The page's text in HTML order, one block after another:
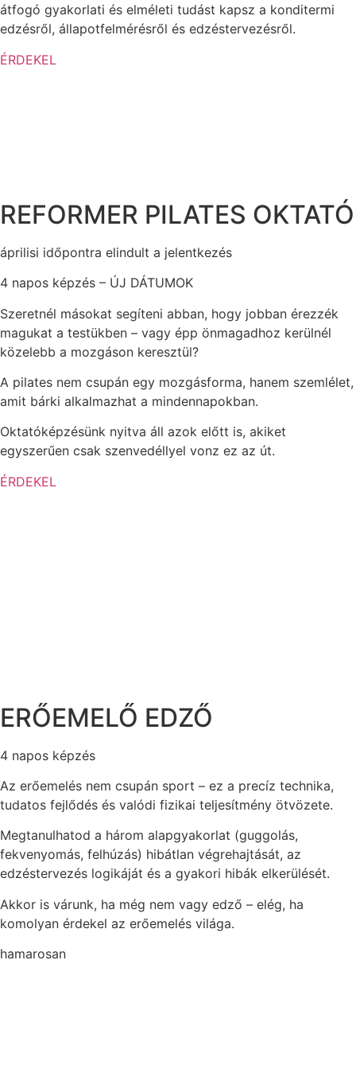
átfogó gyakorlati és elméleti tudást kapsz a konditermi
edzésről, állapotfelmérésről és edzéstervezésről.
ÉRDEKEL
REFORMER PILATES OKTATÓ
áprilisi időpontra elindult a jelentkezés
4 napos képzés – ÚJ DÁTUMOK
Szeretnél másokat segíteni abban, hogy jobban érezzék
magukat a testükben – vagy épp önmagadhoz kerülnél
közelebb a mozgáson keresztül?
A pilates nem csupán egy mozgásforma, hanem szemlélet,
amit bárki alkalmazhat a mindennapokban.
Oktatóképzésünk nyitva áll azok előtt is, akiket
egyszerűen csak szenvedéllyel vonz ez az út.
ÉRDEKEL
ERŐEMELŐ EDZŐ
4 napos képzés
Az erőemelés nem csupán sport – ez a precíz technika,
tudatos fejlődés és valódi fizikai teljesítmény ötvözete.
Megtanulhatod a három alapgyakorlat (guggolás,
fekvenyomás, felhúzás) hibátlan végrehajtását, az
edzéstervezés logikáját és a gyakori hibák elkerülését.
Akkor is várunk, ha még nem vagy edző – elég, ha
komolyan érdekel az erőemelés világa.
hamarosan